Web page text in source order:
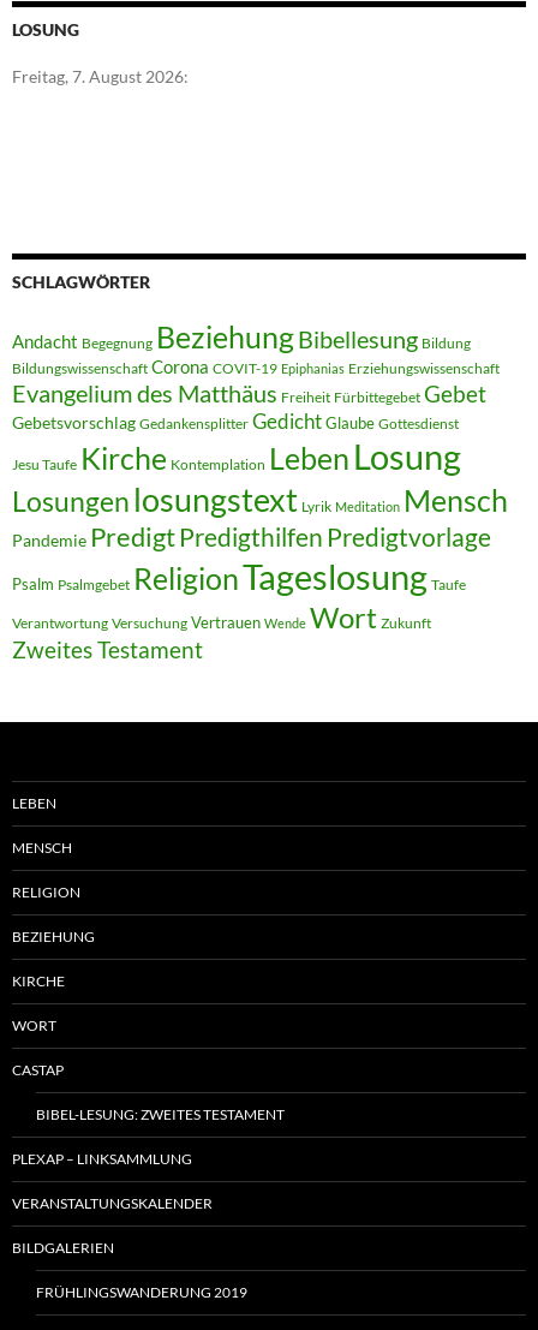
LOSUNG
Freitag, 7. August 2026:
SCHLAGWÖRTER
Andacht Begegnung BeziehungBibellesung Bildung
Bildungswissenschaft Corona COVIT-19 Epiphanias Erziehungswissenschaft
Evangelium des Matthäus Freiheit Fürbittegebet Gebet
Gebetsvorschlag Gedankensplitter GedichtGlaube Gottesdienst
Jesu Taufe Kirche Kontemplation Leben Losung
Losungen losungstext Lyrik Meditation Mensch
Pandemie Predigt Predigthilfen Predigtvorlage
Psalm Psalmgebet ReligionTageslosung Taufe
Verantwortung Versuchung Vertrauen Wende Wort Zukunft
Zweites Testament
LEBEN
MENSCH
RELIGION
BEZIEHUNG
KIRCHE
WORT
CASTAP
BIBEL-LESUNG: ZWEITES TESTAMENT
PLEXAP – LINKSAMMLUNG
VERANSTALTUNGSKALENDER
BILDGALERIEN
FRÜHLINGSWANDERUNG 2019